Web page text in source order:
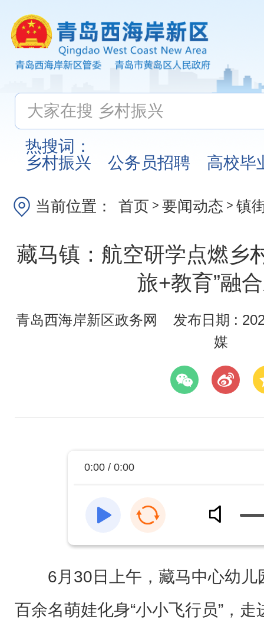
热搜词：
乡村振兴
公务员招聘 高校毕
当前位置： 首页 > 要闻动态 > 镇
藏马镇：航空研学点燃乡
旅+教育”融
青岛西海岸新区政务网
发布日期 :
媒
0:00 / 0:00
6月30日上午，藏马中心幼
百余名萌娃化身“小小飞行员”，